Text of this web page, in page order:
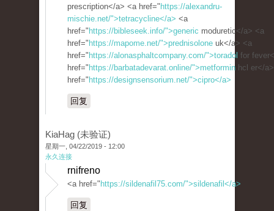
prescription</a> <a href=" https://alexandru-
mischie.net/">tetracycline</a> <a
href=" https://bibleseek.info/">generic moduretic</a> <a
href=" https://mapome.net/">prednisolone uk</a> <a
href=" https://alonasphaltcompany.com/">toradol for
href=" https://barbatadevarat.online/">metformin hcl er</
href=" https://designsensorium.net/">cipro</a>
回复
KiaHag (未验证)
星期一, 04/22/2019 - 12:00
永久连接
rnifreno
<a href=" https://sildenafil75.com/">sildenafil</a>
回复